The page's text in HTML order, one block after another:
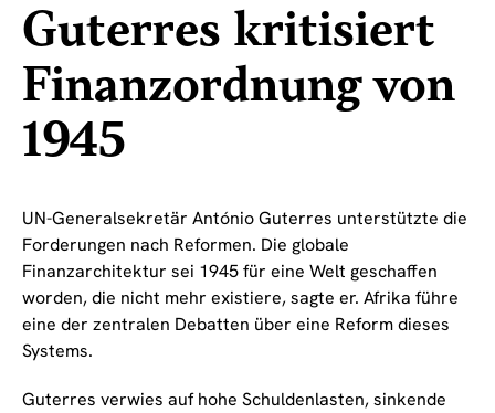
Guterres kritisiert
Finanzordnung von
1945
UN-Generalsekretär António Guterres unterstützte die
Forderungen nach Reformen. Die globale
Finanzarchitektur sei 1945 für eine Welt geschaffen
worden, die nicht mehr existiere, sagte er. Afrika führe
eine der zentralen Debatten über eine Reform dieses
Systems.
Guterres verwies auf hohe Schuldenlasten, sinkende